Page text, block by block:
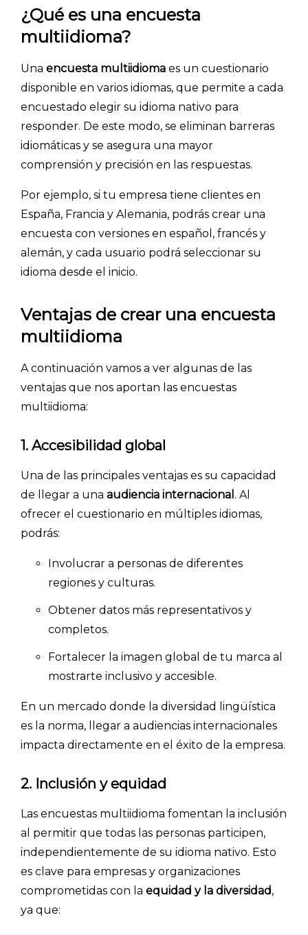
INICIO
CÓMO FUNCIONA
PRECIOS
BLOG
ACCEDER →
¿Qué es una encuesta
multiidioma?
Una encuesta multiidioma es un cuestionario
disponible en varios idiomas, que permite a cada
encuestado elegir su idioma nativo para
responder. De este modo, se eliminan barreras
idiomáticas y se asegura una mayor
comprensión y precisión en las respuestas.
Por ejemplo, si tu empresa tiene clientes en
España, Francia y Alemania, podrás crear una
encuesta con versiones en español, francés y
alemán, y cada usuario podrá seleccionar su
idioma desde el inicio.
Ventajas de crear una encuesta
multiidioma
A continuación vamos a ver algunas de las
ventajas que nos aportan las encuestas
multiidioma:
1. Accesibilidad global
Una de las principales ventajas es su capacidad
de llegar a una audiencia internacional . Al
ofrecer el cuestionario en múltiples idiomas,
podrás:
Involucrar a personas de diferentes
regiones y culturas.
Obtener datos más representativos y
completos.
Fortalecer la imagen global de tu marca al
mostrarte inclusivo y accesible.
En un mercado donde la diversidad lingüística
es la norma, llegar a audiencias internacionales
impacta directamente en el éxito de la empresa.
2. Inclusión y equidad
Las encuestas multiidioma fomentan la inclusión
al permitir que todas las personas participen,
independientemente de su idioma nativo. Esto
es clave para empresas y organizaciones
comprometidas con la equidad y la diversidad,
ya que: